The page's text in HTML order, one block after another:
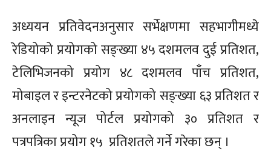
अध्ययन प्रतिवेदनअनुसार सर्भेक्षणमा सहभागीमध्ये
रेडियोको प्रयोगको सङ्ख्या ४५ दशमलव दुई प्रतिशत,
टेलिभिजनको प्रयोग ४८ दशमलव पाँच प्रतिशत,
मोबाइल र इन्टरनेटको प्रयोगको सङ्ख्या ६३ प्रतिशत र
अनलाइन न्यूज पोर्टल प्रयोगको ३० प्रतिशत र
पत्रपत्रिका प्रयोग १५ प्रतिशतले गर्ने गरेका छन् ।